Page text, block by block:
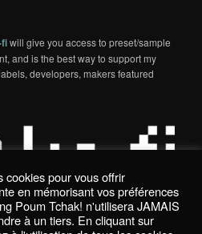
fiwill give you access to preset/sample
and is the best way to support my
developers, makers featured
cookies pour vous offrir
en mémorisant vos préférences
Poum Tchak! n'utilisera JAMAIS
à un tiers. En cliquant sur